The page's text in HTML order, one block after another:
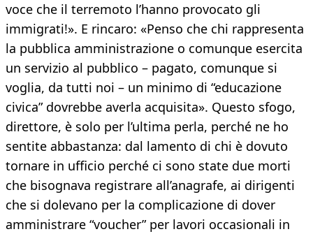
voce che il terremoto l’hanno provocato gli
immigrati!». E rincaro: «Penso che chi rappresenta
la pubblica amministrazione o comunque esercita
un servizio al pubblico – pagato, comunque si
voglia, da tutti noi – un minimo di “educazione
civica” dovrebbe averla acquisita». Questo sfogo,
direttore, è solo per l’ultima perla, perché ne ho
sentite abbastanza: dal lamento di chi è dovuto
tornare in ufficio perché ci sono state due morti
che bisognava registrare all’anagrafe, ai dirigenti
che si dolevano per la complicazione di dover
amministrare “voucher” per lavori occasionali in